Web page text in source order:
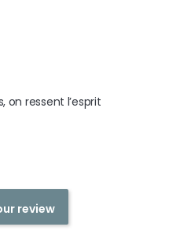
ressent l’esprit
review